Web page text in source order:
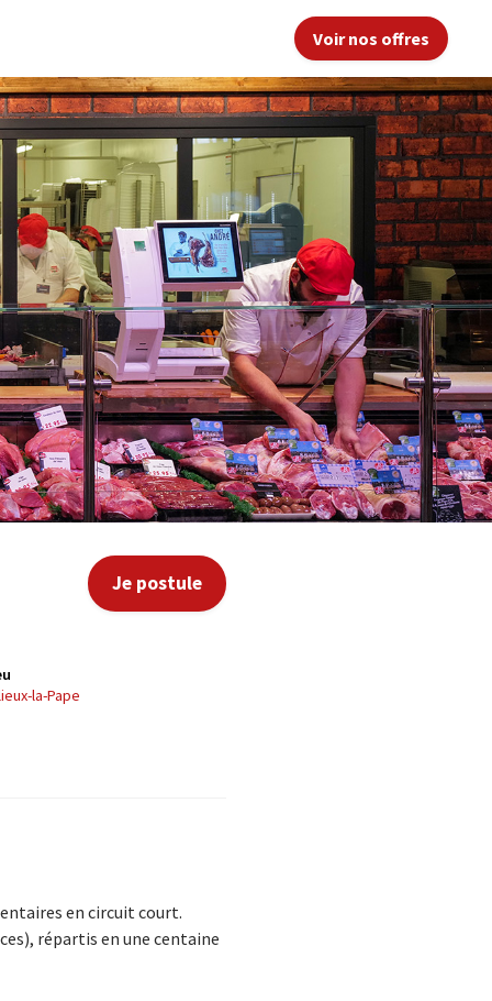
Voir nos offres
Je postule
la-Pape
en circuit court.
répartis en une centaine